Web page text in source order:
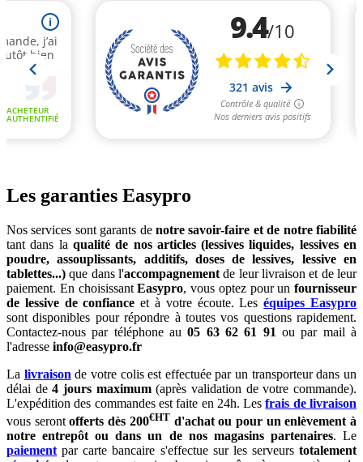
Les garanties Easypro
Nos services sont garants de notre savoir-faire et de notre fiabilité
tant dans la qualité de nos articles (lessives liquides, lessives en
poudre, assouplissants, additifs, doses de lessives, lessive en
tablettes...)que dans l'accompagnement de leur livraison et de leur
paiement. En choisissantEasypro, vous optez pour un fournisseur
de lessive de confiance et à votre écoute. Leséquipes Easypro
sont disponibles pour répondre à toutes vos questions rapidement.
Contactez-nous par téléphone au05 63 62 61 91 ou par mail à
l'adresse info@easypro.fr
La livraison de votre colis est effectuée par un transporteur dans un
délai de4 jours maximum(après validation de votre commande).
L'expédition des commandes est faite en 24h. Les frais de livraison
vous serontofferts dès 200€HT d'achat ou pour un enlèvement à
notre entrepôt ou dans un de nos magasins partenaires. Le
paiement par carte bancaire s'effectue sur les serveurs totalement